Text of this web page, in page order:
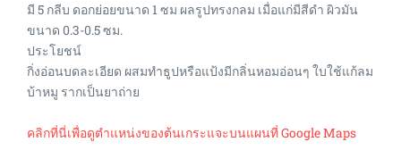
มี 5 กลีบ ดอกย่อยขนาด 1 ซม ผลรูปทรงกลม เมื่อแก่มีสีดำ ผิวมัน
ขนาด 0.3-0.5 ซม.
ประโยชน์
กิ่งอ่อนบดละเอียด ผสมทำธูปหรือแป้งมีกลิ่นหอมอ่อนๆ ใบใช้แก้ลม
บ้าหมู รากเป็นยาถ่าย
คลิกที่นี่เพื่อดูตำแหน่งของต้นเกระแจะบนแผนที่ Google Maps